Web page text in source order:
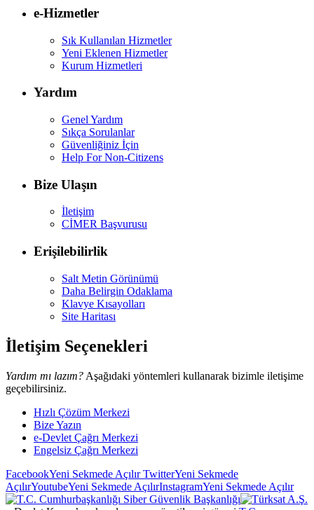
e-Hizmetler
Sık Kullanılan Hizmetler
Yeni Eklenen Hizmetler
Kurum Hizmetleri
Yardım
Genel Yardım
Sıkça Sorulanlar
Güvenliğiniz İçin
Help For Non-Citizens
Bize Ulaşın
İletişim
CİMER Başvurusu
Erişilebilirlik
Salt Metin Görünümü
Daha Belirgin Odaklama
Klavye Kısayolları
Site Haritası
İletişim Seçenekleri
Yardım mı lazım? Aşağıdaki yöntemleri kullanarak bizimle iletişime
geçebilirsiniz.
Hızlı Çözüm Merkezi
Bize Yazın
e-Devlet Çağrı Merkezi
Engelsiz Çağrı Merkezi
FacebookYeni Sekmede AçılırTwitterYeni Sekmede
AçılırYoutubeYeni Sekmede AçılırInstagramYeni Sekmede Açılır